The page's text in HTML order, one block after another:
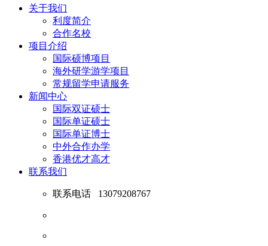
关于我们
利度简介
合作名校
项目介绍
国际硕博项目
海外研学游学项目
常规留学申请服务
新闻中心
国际双证硕士
国际单证硕士
国际单证博士
中外合作办学
香港优才高才
联系我们
联系电话 13079208767